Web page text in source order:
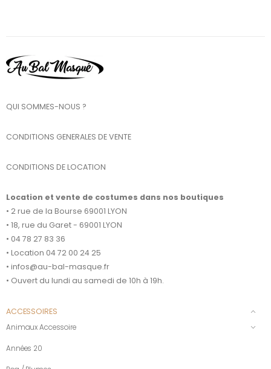
QUI SOMMES-NOUS ?
CONDITIONS GENERALES DE VENTE
CONDITIONS DE LOCATION
Location et vente de costumes dans nos boutiques
• 2 rue de la Bourse 69001 LYON
• 18, rue du Garet - 69001 LYON
• 04 78 27 83 36
• Location 04 72 00 24 25
• infos@au-bal-masque.fr
• Ouvert du lundi au samedi de 10h à 19h.
ACCESSOIRES
Animaux Accessoire
Années 20